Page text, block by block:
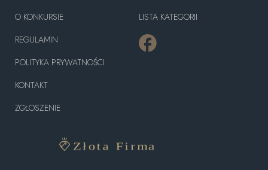
O KONKURSIE
REGULAMIN
POLITYKA PRYWATNOŚCI
KONTAKT
ZGŁOSZENIE
LISTA KATEGORII